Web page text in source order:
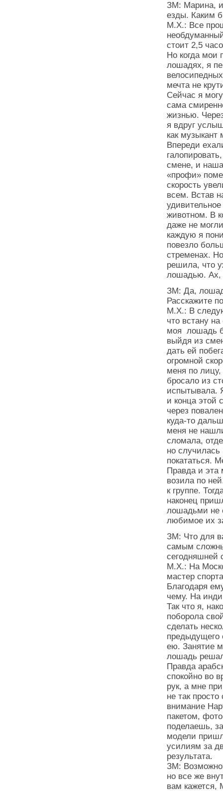
ЗМ: Марина,
езды. Каким
М.Х.: Все
стоит 2,5
Но когда мои
лошадях, я
мечта не
Сейчас я
сама
жизнью.
я вдруг
как
Впереди
смене, и
«профи»
скорость
всем. Встав
животном. В
даже не
каждую я
повезло
стременах.
решила, что
лошадью. Ах,
ЗМ: Да,
Расскажите
М.Х.: В
что встану
моя лошадь
выйдя из
дать ей
огромной
меня по
бросало из
испытывала.
и конца этой
через
куда-то
меня не
сломала,
но
покататься.
Правда и эта
возила по
к группе.
наконец
лошадьми не
любимое их
ЗМ: Что для
самым
сегодняшней
М.Х.: На
мастер
Благодаря
чему. На
Так что я,
поборола
сделать
предыдущего
ею. Занятие
лошадь
Правда
спокойно во
рук, а мне
не так
внимание
пакетом,
поделаешь,
модели
усилиям за
результата.
ЗМ:
но все же
вам кажется,